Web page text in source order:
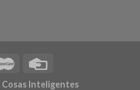
Cosas Inteligentes